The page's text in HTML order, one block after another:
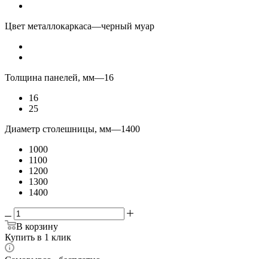
Цвет металлокаркаса—черный муар
Толщина панелей, мм—16
16
25
Диаметр столешницы, мм—1400
1000
1100
1200
1300
1400
В корзину
Купить в 1 клик